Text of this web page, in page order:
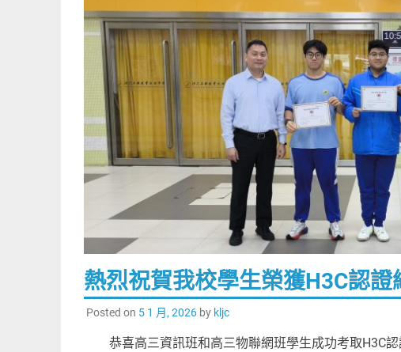
熱烈祝賀我校學生榮獲H3C認
Posted on 5 1 月, 2026by kljc
恭喜高三資訊班和高三物聯網班學生成功考取H3C認